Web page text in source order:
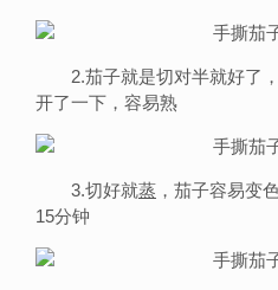
2.茄子就是切对半就好了
开了一下，容易熟
3.切好就蒸 ，茄子容易变
15分钟